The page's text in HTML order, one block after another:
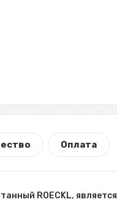
Оплата
ROECKL, является